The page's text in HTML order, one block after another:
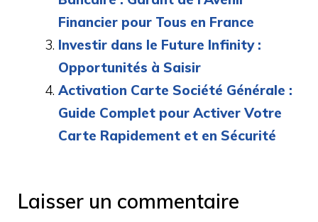
Financier pour Tous en France
Investir dans le Future Infinity :
Opportunités à Saisir
Activation Carte Société Générale :
Guide Complet pour Activer Votre
Carte Rapidement et en Sécurité
Laisser un commentaire